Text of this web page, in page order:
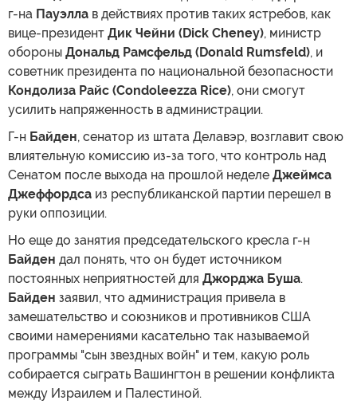
г-на Пауэлла в действиях против таких ястребов, как
вице-президент Дик Чейни (Dick Cheney), министр
обороны Дональд Рамсфельд (Donald Rumsfeld), и
советник президента по национальной безопасности
Кондолиза Райс (Condoleezza Rice), они смогут
усилить напряженность в администрации.
Г-н Байден, сенатор из штата Делавэр, возглавит свою
влиятельную комиссию из-за того, что контроль над
Сенатом после выхода на прошлой неделе Джеймса
Джеффордса из республиканской партии перешел в
руки оппозиции.
Но еще до занятия председательского кресла г-н
Байден дал понять, что он будет источником
постоянных неприятностей для Джорджа Буша.
Байден заявил, что администрация привела в
замешательство и союзников и противников США
своими намерениями касательно так называемой
программы "сын звездных войн" и тем, какую роль
собирается сыграть Вашингтон в решении конфликта
между Израилем и Палестиной.